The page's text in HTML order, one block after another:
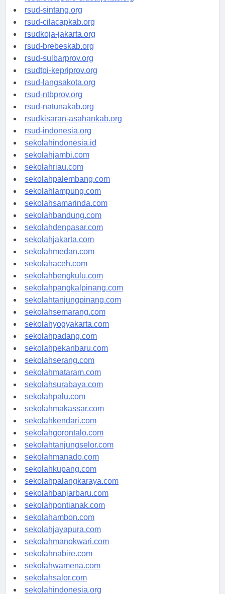
rsudrtnotopuro-sidoarjokab.org
rsud-sintang.org
rsud-cilacapkab.org
rsudkoja-jakarta.org
rsud-brebeskab.org
rsud-sulbarprov.org
rsudtpi-kepriprov.org
rsud-langsakota.org
rsud-ntbprov.org
rsud-natunakab.org
rsudkisaran-asahankab.org
rsud-indonesia.org
sekolahindonesia.id
sekolahjambi.com
sekolahriau.com
sekolahpalembang.com
sekolahlampung.com
sekolahsamarinda.com
sekolahbandung.com
sekolahdenpasar.com
sekolahjakarta.com
sekolahmedan.com
sekolahaceh.com
sekolahbengkulu.com
sekolahpangkalpinang.com
sekolahtanjungpinang.com
sekolahsemarang.com
sekolahyogyakarta.com
sekolahpadang.com
sekolahpekanbaru.com
sekolahserang.com
sekolahmataram.com
sekolahsurabaya.com
sekolahpalu.com
sekolahmakassar.com
sekolahkendari.com
sekolahgorontalo.com
sekolahtanjungselor.com
sekolahmanado.com
sekolahkupang.com
sekolahpalangkaraya.com
sekolahbanjarbaru.com
sekolahpontianak.com
sekolahambon.com
sekolahjayapura.com
sekolahmanokwari.com
sekolahnabire.com
sekolahwamena.com
sekolahsalor.com